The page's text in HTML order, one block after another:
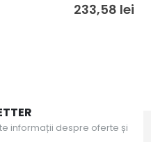
233,58 lei
informații despre oferte și